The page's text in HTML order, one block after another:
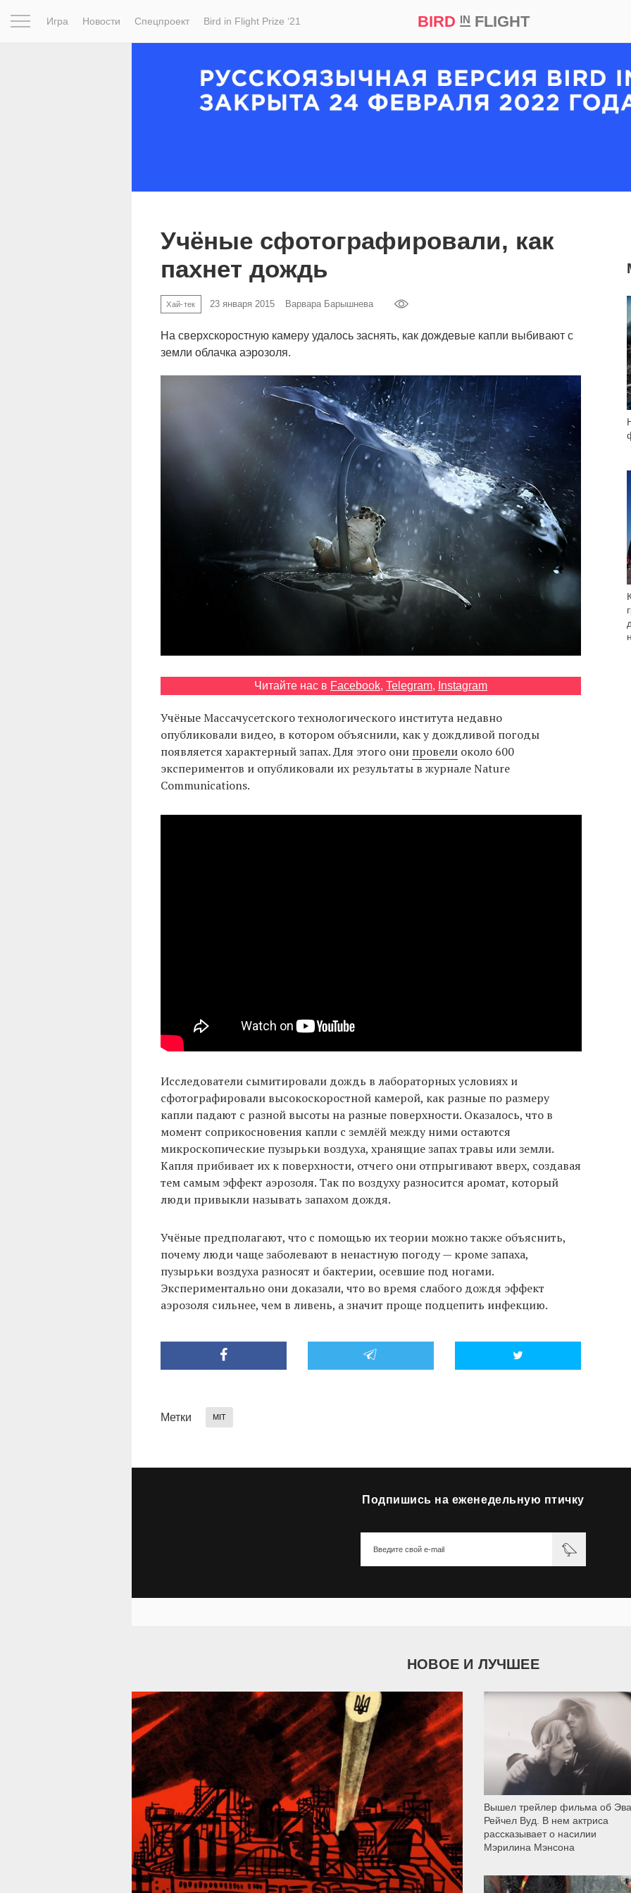
Игра Новости Спецпроект Bird in Flight Prize ‘21 BIRD INFLIGHT
Учёные сфотографировали, как
пахнет дождь
Хай-тек 23 января 2015 Варвара Барышнева
На сверхскоростную камеру удалось заснять, как дождевые капли выбивают с
земли облачка аэрозоля.
Читайте нас в Facebook, Telegram, Instagram
Учёные Массачусетского технологического института недавно
опубликовали видео, в котором объяснили, как у дождливой погоды
появляется характерный запах. Для этого они провелиоколо 600
экспериментов и опубликовали их результаты в журнале Nature
Communications.
Исследователи сымитировали дождь в лабораторных условиях и
сфотографировали высокоскоростной камерой, как разные по размеру
капли падают с разной высоты на разные поверхности. Оказалось, что в
момент соприкосновения капли с землёй между ними остаются
микроскопические пузырьки воздуха, хранящие запах травы или земли.
Капля прибивает их к поверхности, отчего они отпрыгивают вверх, создавая
тем самым эффект аэрозоля. Так по воздуху разносится аромат, который
люди привыкли называть запахом дождя.
Учёные предполагают, что с помощью их теории можно также объяснить,
почему люди чаще заболевают в ненастную погоду — кроме запаха,
пузырьки воздуха разносят и бактерии, осевшие под ногами.
Экспериментально они доказали, что во время слабого дождя эффект
аэрозоля сильнее, чем в ливень, а значит проще подцепить инфекцию.
Метки MIT
Подпишись на еженедельную птичку
НОВОЕ И ЛУЧШЕЕ
39 287
Вышел трейлер фильма об
Рейчел Вуд. В нем актриса
рассказывает о насилии
Мэрилина Мэнсона